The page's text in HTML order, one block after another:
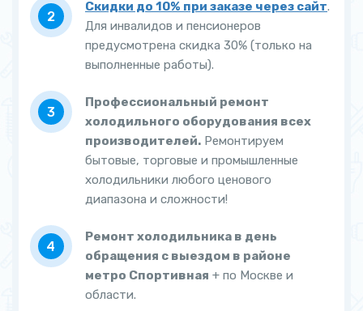
Скидки до 10% при заказе через сайт.
Для инвалидов и пенсионеров
предусмотрена скидка 30% (только на
выполненные работы).
Профессиональный ремонт
холодильного оборудования всех
производителей. Ремонтируем
бытовые, торговые и промышленные
холодильники любого ценового
диапазона и сложности!
Ремонт холодильника в день
обращения с выездом в районе
метро Спортивная + по Москве и
области.